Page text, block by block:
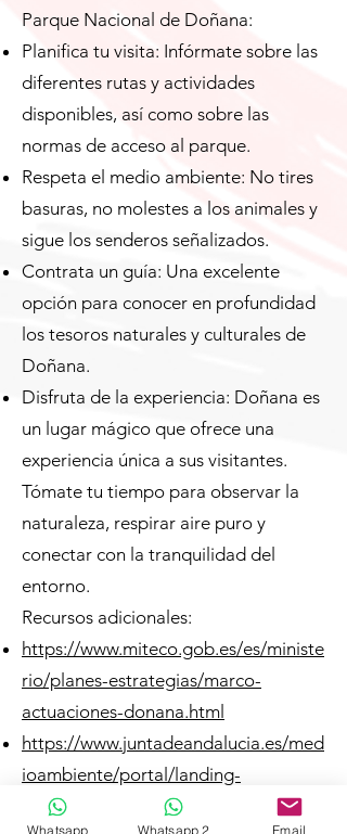
Parque Nacional de Doñana:
Planifica tu visita: Infórmate sobre las
diferentes rutas y actividades
disponibles, así como sobre las
normas de acceso al parque.
Respeta el medio ambiente: No tires
basuras, no molestes a los animales y
sigue los senderos señalizados.
Contrata un guía: Una excelente
opción para conocer en profundidad
los tesoros naturales y culturales de
Doñana.
Disfruta de la experiencia: Doñana es
un lugar mágico que ofrece una
experiencia única a sus visitantes.
Tómate tu tiempo para observar la
naturaleza, respirar aire puro y
conectar con la tranquilidad del
entorno.
Recursos adicionales:
https://www.miteco.gob.es/es/ministe
rio/planes-estrategias/marco-
actuaciones-donana.html
https://www.juntadeandalucia.es/med
ioambiente/portal/landing-
page/-/asset_publisher/4V1kD5gLiJk
Whatsapp Whatsapp 2 Email